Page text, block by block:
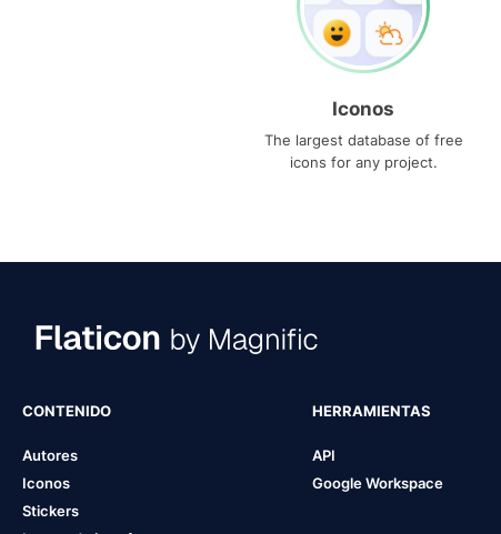
Iconos
The largest database of free
icons for any project.
CONTENIDO
Autores
Iconos
Stickers
HERRAMIENTAS
API
Google Workspace